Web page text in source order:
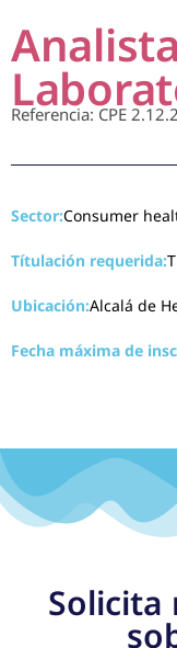
Referencia: CPE
Sector:Consumer
Títulación requerida:
Ubicación:Alcalá de
Fecha máxima de
Solicita